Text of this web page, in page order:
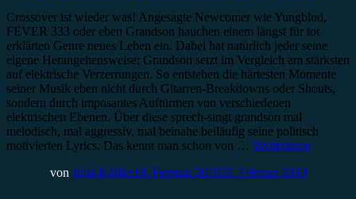
Crossover ist wieder was! Angesagte Newcomer wie Yungblud,
FEVER 333 oder eben Grandson hauchen einem längst für tot
erklärten Genre neues Leben ein. Dabei hat natürlich jeder seine
eigene Herangehensweise; Grandson setzt im Vergleich am stärksten
auf elektrische Verzerrungen. So entstehen die härtesten Momente
seiner Musik eben nicht durch Gitarren-Breakdowns oder Shouts,
sondern durch imposantes Auftürmen von verschiedenen
elektrischen Ebenen. Über diese sprech-singt grandson mal
melodisch, mal aggressiv, mal beinahe beiläufig seine politisch
motivierten Lyrics. Das kennt man schon von … Weiterlesen
von Julia Köhler18. Februar 201922. Februar 2019